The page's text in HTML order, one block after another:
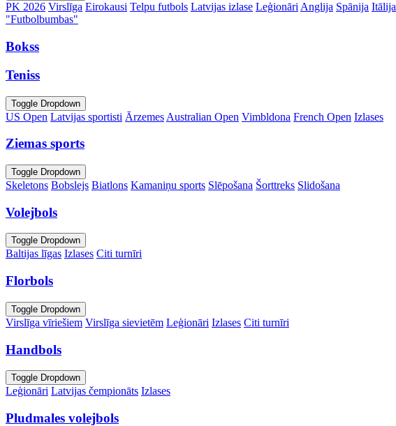
PK 2026 Virslīga Eirokausi Telpu futbols Latvijas izlase Leģionāri Anglija Spānija Itālija
"Futbolbumbas"
Bokss
Teniss
Toggle Dropdown
US Open Latvijas sportisti Ārzemes Australian Open Vimbldona French Open Izlases
Ziemas sports
Toggle Dropdown
Skeletons Bobslejs Biatlons Kamaniņu sports Slēpošana Šorttreks Slidošana
Volejbols
Toggle Dropdown
Baltijas līgas Izlases Citi turnīri
Florbols
Toggle Dropdown
Virslīga vīriešiem Virslīga sievietēm Leģionāri Izlases Citi turnīri
Handbols
Toggle Dropdown
Leģionāri Latvijas čempionāts Izlases
Pludmales volejbols